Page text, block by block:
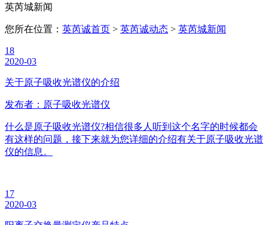
英芮城新闻
您所在位置： 英芮诚首页 > 英芮诚动态 > 英芮城新闻
18
2020-03
关于原子吸收光谱仪的介绍
发布者：原子吸收光谱仪
什么是原子吸收光谱仪?相信很多人听到这个名字的时候都会
有这样的问题，接下来就为您详细的介绍有关于原子吸收光谱
仪的信息。
17
2020-03